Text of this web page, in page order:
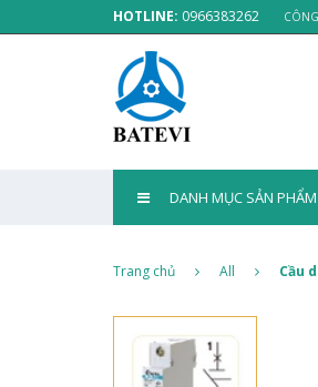
HOTLINE: 0966383262
DANH MỤC SẢN PHẨM
Trang chủ All Cầu